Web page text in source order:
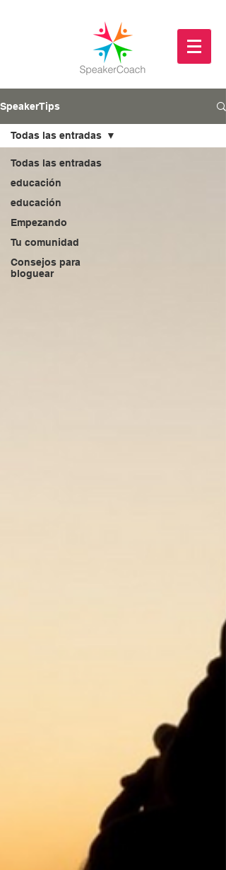
SpeakerTips
Todas las entradas
educación
educación
Empezando
Tu comunidad
Consejos para
bloguear
Todas las entradas